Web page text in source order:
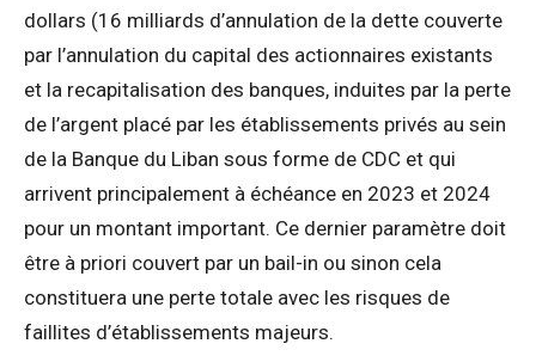
dollars (16 milliards d’annulation de la dette couverte
par l’annulation du capital des actionnaires existants
et la recapitalisation des banques, induites par la perte
de l’argent placé par les établissements privés au sein
de la Banque du Liban sous forme de CDC et qui
arrivent principalement à échéance en 2023 et 2024
pour un montant important. Ce dernier paramètre doit
être à priori couvert par un bail-in ou sinon cela
constituera une perte totale avec les risques de
faillites d’établissements majeurs.